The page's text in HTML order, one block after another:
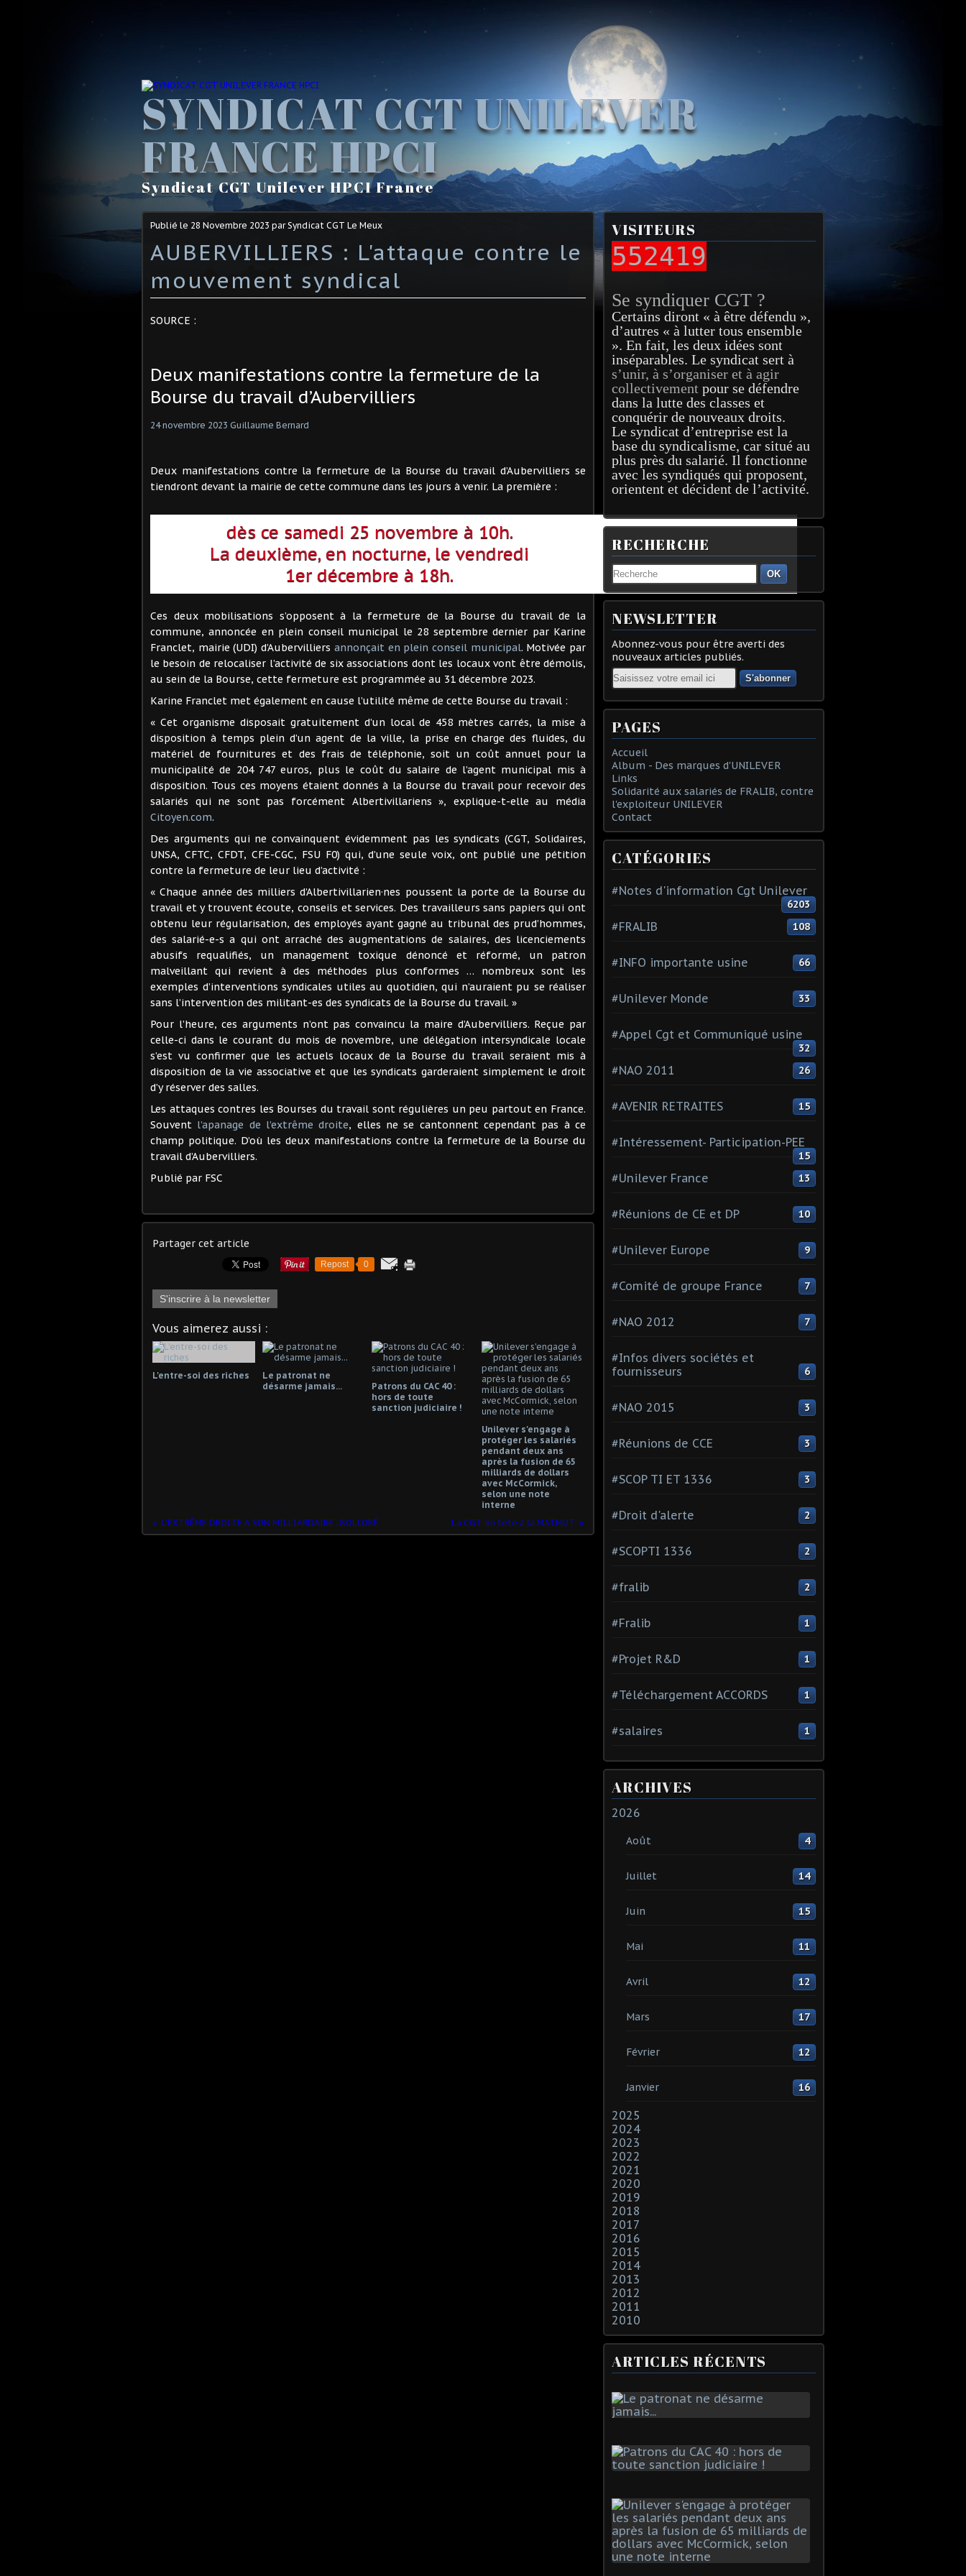
SYNDICAT CGT UNILEVER
FRANCE HPCI
Syndicat CGT Unilever HPCI France
Publié le 28 Novembre 2023 par Syndicat CGT Le Meux
AUBERVILLIERS : L'attaque contre le
mouvement syndical
SOURCE :
Deux manifestations contre la fermeture de la
Bourse du travail d’Aubervilliers
24 novembre 2023 Guillaume Bernard
Deux manifestations contre la fermeture de la Bourse du travail d’Aubervilliers se
tiendront devant la mairie de cette commune dans les jours à venir. La première :
dès ce samedi 25 novembre à 10h.
La deuxième, en nocturne, le vendredi
1er décembre à 18h.
Ces deux mobilisations s’opposent à la fermeture de la Bourse du travail de la
commune, annoncée en plein conseil municipal le 28 septembre dernier par Karine
Franclet, mairie (UDI) d’Aubervilliers annonçait en plein conseil municipal. Motivée par
le besoin de relocaliser l’activité de six associations dont les locaux vont être démolis,
au sein de la Bourse, cette fermeture est programmée au 31 décembre 2023.
Karine Franclet met également en cause l’utilité même de cette Bourse du travail :
« Cet organisme disposait gratuitement d’un local de 458 mètres carrés, la mise à
disposition à temps plein d’un agent de la ville, la prise en charge des fluides, du
matériel de fournitures et des frais de téléphonie, soit un coût annuel pour la
municipalité de 204 747 euros, plus le coût du salaire de l’agent municipal mis à
disposition. Tous ces moyens étaient donnés à la Bourse du travail pour recevoir des
salariés qui ne sont pas forcément Albertivillariens », explique-t-elle au média
Citoyen.com.
Des arguments qui ne convainquent évidemment pas les syndicats (CGT, Solidaires,
UNSA, CFTC, CFDT, CFE-CGC, FSU F0) qui, d’une seule voix, ont publié une pétition
contre la fermeture de leur lieu d’activité :
« Chaque année des milliers d’Albertivillarien·nes poussent la porte de la Bourse du
travail et y trouvent écoute, conseils et services. Des travailleurs sans papiers qui ont
obtenu leur régularisation, des employés ayant gagné au tribunal des prud’hommes,
des salarié-e-s a qui ont arraché des augmentations de salaires, des licenciements
abusifs requalifiés, un management toxique dénoncé et réformé, un patron
malveillant qui revient à des méthodes plus conformes … nombreux sont les
exemples d’interventions syndicales utiles au quotidien, qui n’auraient pu se réaliser
sans l’intervention des militant-es des syndicats de la Bourse du travail. »
Pour l’heure, ces arguments n’ont pas convaincu la maire d’Aubervilliers. Reçue par
celle-ci dans le courant du mois de novembre, une délégation intersyndicale locale
s’est vu confirmer que les actuels locaux de la Bourse du travail seraient mis à
disposition de la vie associative et que les syndicats garderaient simplement le droit
d’y réserver des salles.
Les attaques contres les Bourses du travail sont régulières un peu partout en France.
Souvent l’apanage de l’extrême droite, elles ne se cantonnent cependant pas à ce
champ politique. D’où les deux manifestations contre la fermeture de la Bourse du
travail d’Aubervilliers.
Publié par FSC
Partager cet article
Repost 0
S'inscrire à la newsletter
Vous aimerez aussi :
L'entre-soi des riches
Le patronat ne
désarme jamais...
Patrons du CAC 40 :
hors de toute
sanction judiciaire !
Unilever s'engage à
protéger les salariés
pendant deux ans
après la fusion de 65
milliards de dollars
avec McCormick,
selon une note
interne
L'EXTRÊME DROITE A SON MILLIARDAIRE : BOLLORÉ
La CGT en tête à la MATMUT
VISITEURS
552419
Se syndiquer CGT ?
Certains diront « à être défendu »,
d’autres « à lutter tous ensemble
». En fait, les deux idées sont
inséparables. Le syndicat sert à
s’unir, à s’organiser et à agir
collectivement pour se défendre
dans la lutte des classes et
conquérir de nouveaux droits.
Le syndicat d’entreprise est la
base du syndicalisme, car situé au
plus près du salarié. Il fonctionne
avec les syndiqués qui proposent,
orientent et décident de l’activité.
RECHERCHE
OK
NEWSLETTER
Abonnez-vous pour être averti des
nouveaux articles publiés.
Email
PAGES
Accueil
Album - Des marques d'UNILEVER
Links
Solidarité aux salariés de FRALIB, contre
l'exploiteur UNILEVER
Contact
CATÉGORIES
#Notes d'information Cgt Unilever
6203
#FRALIB 108
#INFO importante usine 66
#Unilever Monde 33
#Appel Cgt et Communiqué usine
32
#NAO 2011 26
#AVENIR RETRAITES 15
#Intéressement- Participation-PEE
15
#Unilever France 13
#Réunions de CE et DP 10
#Unilever Europe 9
#Comité de groupe France 7
#NAO 2012 7
#Infos divers sociétés et
fournisseurs
6
#NAO 2015 3
#Réunions de CCE 3
#SCOP TI ET 1336 3
#Droit d'alerte 2
#SCOPTI 1336 2
#fralib 2
#Fralib 1
#Projet R&D 1
#Téléchargement ACCORDS 1
#salaires 1
ARCHIVES
2026
Août 4
Juillet 14
Juin 15
Mai 11
Avril 12
Mars 17
Février 12
Janvier 16
2025
2024
2023
2022
2021
2020
2019
2018
2017
2016
2015
2014
2013
2012
2011
2010
ARTICLES RÉCENTS